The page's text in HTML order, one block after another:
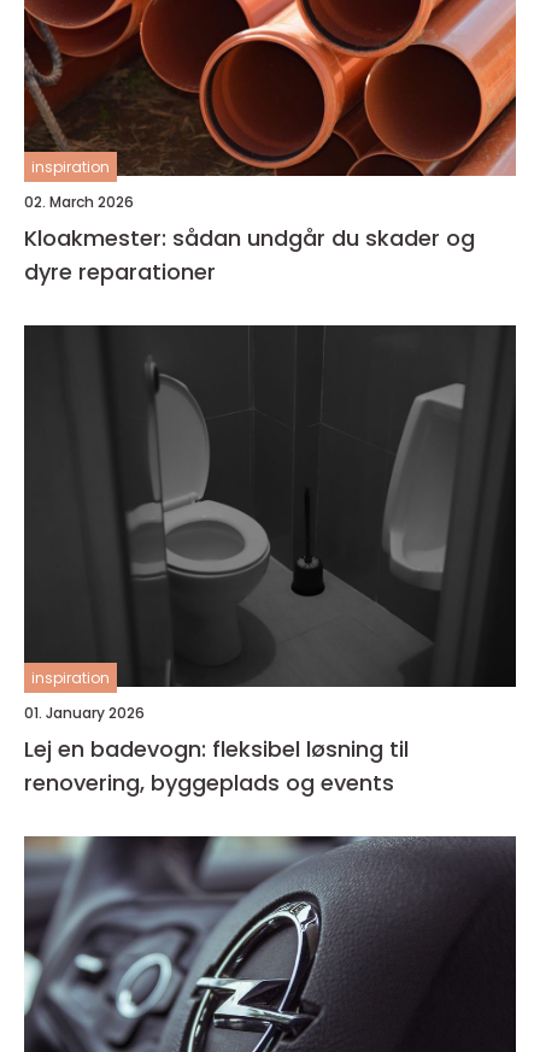
inspiration
02. March 2026
Kloakmester: sådan undgår du skader og
dyre reparationer
inspiration
01. January 2026
Lej en badevogn: fleksibel løsning til
renovering, byggeplads og events